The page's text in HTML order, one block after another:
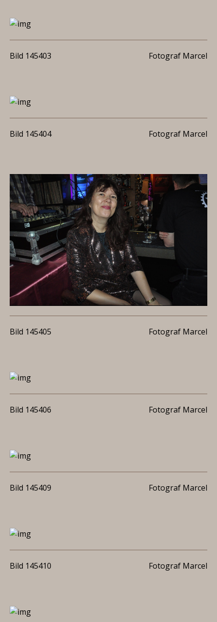
Bild 145403 Fotograf Marcel
Bild 145404 Fotograf Marcel
Bild 145405 Fotograf Marcel
Bild 145406 Fotograf Marcel
Bild 145409 Fotograf Marcel
Bild 145410 Fotograf Marcel